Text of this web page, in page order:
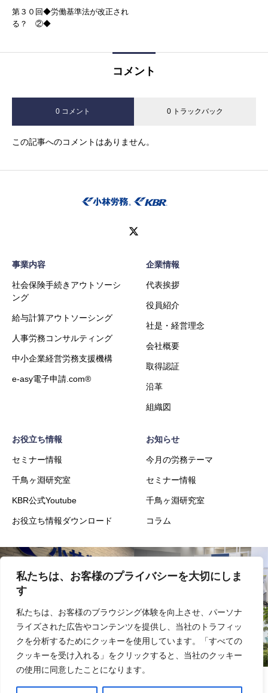
私たちは、お客様のプライバシーを大切にしま
す
私たちは、お客様のブラウジング体験を向上させ、パーソナ
ライズされた広告やコンテンツを提供し、当社のトラフィッ
クを分析するためにクッキーを使用しています。「すべての
クッキーを受け入れる」をクリックすると、当社のクッキー
の使用に同意したことになります。
第３０回◆労働基準法が改正され
る？ ②◆
コメント
0 コメント 0 トラックバック
この記事へのコメントはありません。
事業内容
社会保険手続きアウトソーシ
ング
給与計算アウトソーシング
人事労務コンサルティング
中小企業経営労務支援機構
e-asy電子申請.com®
企業情報
代表挨拶
役員紹介
社是・経営理念
会社概要
取得認証
沿革
組織図
お役立ち情報
セミナー情報
千鳥ヶ淵研究室
KBR公式Youtube
お役立ち情報ダウンロード
お知らせ
今月の労務テーマ
セミナー情報
千鳥ヶ淵研究室
コラム
会社概要 事業内容
実績 採用
情報セキュリティ基本方針 プライバシーポリシー サイトマップ